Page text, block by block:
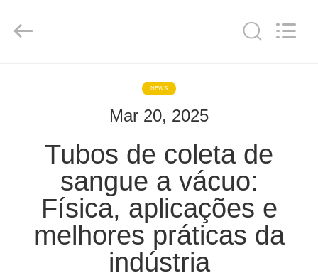
PRODUTOS
SOBRE
EXCURSÃO
Devices
NEWS
Mar 20, 2025
Tubos de coleta de
sangue a vácuo:
Física, aplicações e
melhores práticas da
indústria